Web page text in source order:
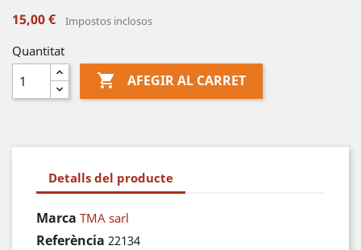
15,00 € Impostos inclosos
Quantitat
 AFEGIR AL CARRET
Detalls del producte
Marca TMA sarl
Referència 22134